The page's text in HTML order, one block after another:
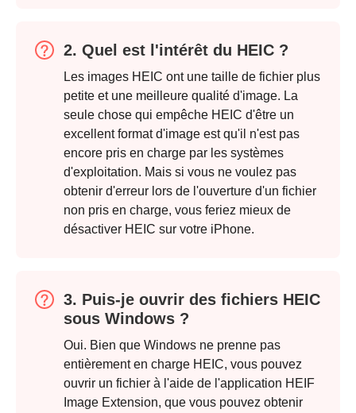
2. Quel est l'intérêt du HEIC ?
Les images HEIC ont une taille de fichier plus
petite et une meilleure qualité d'image. La
seule chose qui empêche HEIC d'être un
excellent format d'image est qu'il n'est pas
encore pris en charge par les systèmes
d'exploitation. Mais si vous ne voulez pas
obtenir d'erreur lors de l'ouverture d'un fichier
non pris en charge, vous feriez mieux de
désactiver HEIC sur votre iPhone.
3. Puis-je ouvrir des fichiers HEIC
sous Windows ?
Oui. Bien que Windows ne prenne pas
entièrement en charge HEIC, vous pouvez
ouvrir un fichier à l'aide de l'application HEIF
Image Extension, que vous pouvez obtenir